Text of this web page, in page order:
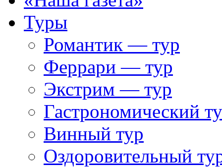
Туры
Романтик — тур
Феррари — тур
Экстрим — тур
Гастрономический
Винный тур
Оздоровительный